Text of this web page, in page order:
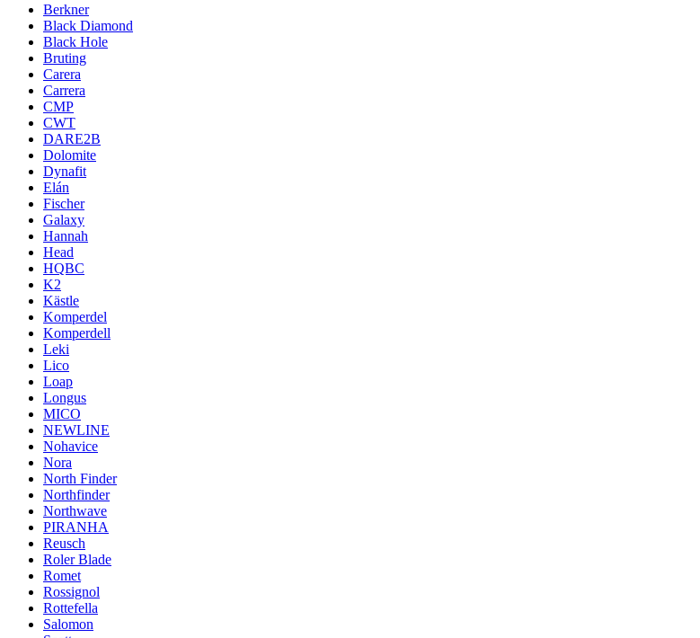
Berkner
Black Diamond
Black Hole
Bruting
Carera
Carrera
CMP
CWT
DARE2B
Dolomite
Dynafit
Elán
Fischer
Galaxy
Hannah
Head
HQBC
K2
Kästle
Komperdel
Komperdell
Leki
Lico
Loap
Longus
MICO
NEWLINE
Nohavice
Nora
North Finder
Northfinder
Northwave
PIRANHA
Reusch
Roler Blade
Romet
Rossignol
Rottefella
Salomon